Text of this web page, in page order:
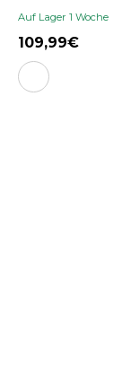
Auf Lager 1 Woche
109,99